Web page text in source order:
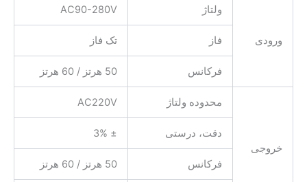
ورودی
ولتاژ AC90-280V
فاز تک فاز
فرکانس 50 هرتز / 60 هرتز
خروجی
محدوده ولتاژ AC220V
دقت، درستی ± 3%
فرکانس 50 هرتز / 60 هرتز